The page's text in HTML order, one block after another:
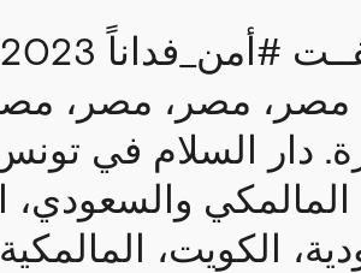
مصر، مصر،
والسعودي،
الكويت،